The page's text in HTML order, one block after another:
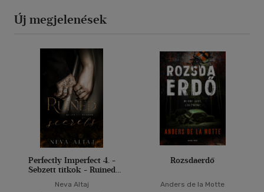
Új megjelenések
Perfectly Imperfect 4. -
Sebzett titkok - Ruined
Neva Altaj
Rozsdaerdő
Anders de la Motte